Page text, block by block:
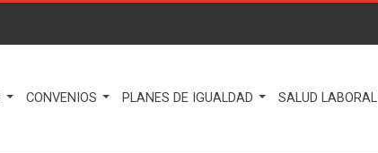
CONVENIOS PLANES DE IGUALDAD SALUD LABORAL